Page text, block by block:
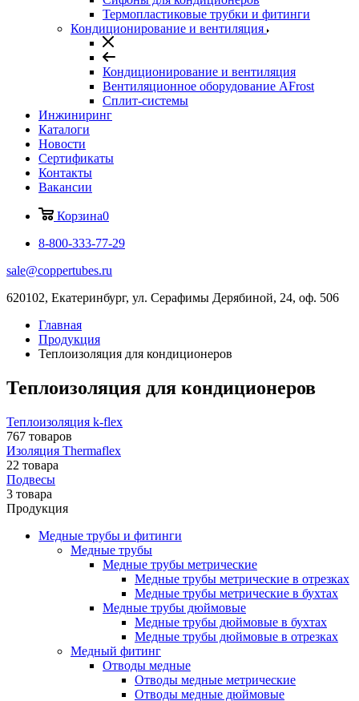
Термопластиковые трубки и фитинги
Кондиционирование и вентиляция
Кондиционирование и вентиляция
Вентиляционное оборудование AFrost
Сплит-системы
Инжиниринг
Каталоги
Новости
Сертификаты
Контакты
Вакансии
Корзина0
8-800-333-77-29
sale@coppertubes.ru
620102, Екатеринбург, ул. Серафимы Дерябиной, 24, оф. 506
Главная
Продукция
Теплоизоляция для кондиционеров
Теплоизоляция для кондиционеров
Теплоизоляция k-flex
767 товаров
Изоляция Thermaflex
22 товара
Подвесы
3 товара
Продукция
Медные трубы и фитинги
Медные трубы
Медные трубы метрические
Медные трубы метрические в отрезках
Медные трубы метрические в бухтах
Медные трубы дюймовые
Медные трубы дюймовые в бухтах
Медные трубы дюймовые в отрезках
Медный фитинг
Отводы медные
Отводы медные метрические
Отводы медные дюймовые